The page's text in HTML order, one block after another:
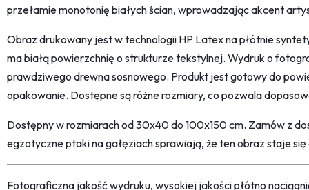
przełamie monotonię białych ścian, wprowadzając akcent
Obraz drukowany jest w technologii HP Latex na płótnie
ma białą powierzchnię o strukturze tekstylnej. Wydruk o
prawdziwego drewna sosnowego. Produkt jest gotowy do
opakowanie. Dostępne są różne rozmiary, co pozwala
Dostępny w rozmiarach od 30x40 do 100x150 cm. Zamów z
egzotyczne ptaki na gałęziach sprawiają, że ten obraz staje
Fotograficzna jakość wydruku, wysokiej jakości płótno